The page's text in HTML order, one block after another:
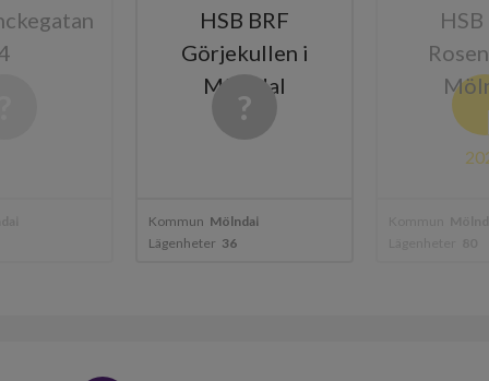
HSB BRF
Görjekullen i
Mölndal
Kommun Mölndal
Lägenheter 36
HSB